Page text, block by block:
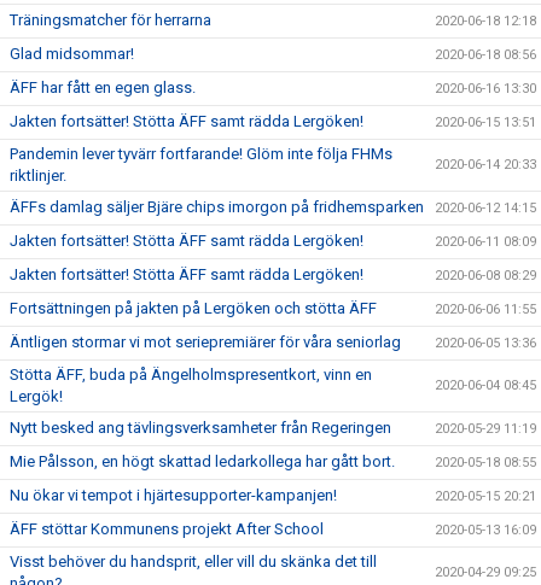
Träningsmatcher för herrarna 2020-06-18 12:18
Glad midsommar! 2020-06-18 08:56
ÄFF har fått en egen glass. 2020-06-16 13:30
Jakten fortsätter! Stötta ÄFF samt rädda Lergöken! 2020-06-15 13:51
Pandemin lever tyvärr fortfarande! Glöm inte följa FHMs
riktlinjer.
2020-06-14 20:33
ÄFFs damlag säljer Bjäre chips imorgon på fridhemsparken 2020-06-12 14:15
Jakten fortsätter! Stötta ÄFF samt rädda Lergöken! 2020-06-11 08:09
Jakten fortsätter! Stötta ÄFF samt rädda Lergöken! 2020-06-08 08:29
Fortsättningen på jakten på Lergöken och stötta ÄFF 2020-06-06 11:55
Äntligen stormar vi mot seriepremiärer för våra seniorlag 2020-06-05 13:36
Stötta ÄFF, buda på Ängelholmspresentkort, vinn en
Lergök!
2020-06-04 08:45
Nytt besked ang tävlingsverksamheter från Regeringen 2020-05-29 11:19
Mie Pålsson, en högt skattad ledarkollega har gått bort. 2020-05-18 08:55
Nu ökar vi tempot i hjärtesupporter-kampanjen! 2020-05-15 20:21
ÄFF stöttar Kommunens projekt After School 2020-05-13 16:09
Visst behöver du handsprit, eller vill du skänka det till
2020-04-29 09:25